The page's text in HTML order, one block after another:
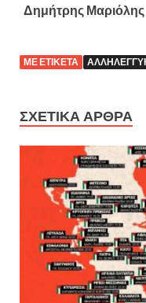
Δημήτρης
ΜΕ ΕΤΙΚΈΤΑ
ΣΧΕΤΙΚΆ ΆΡΘΡΑ